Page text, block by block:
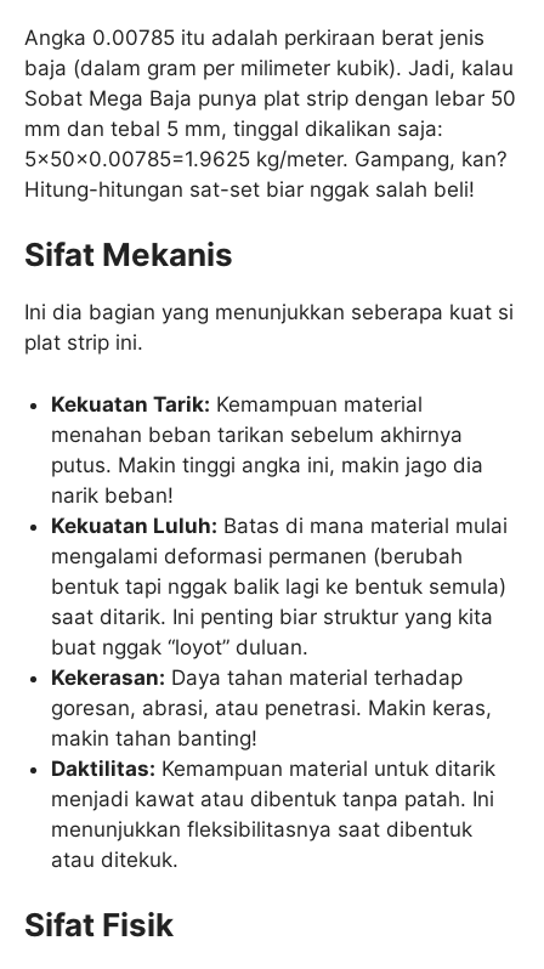
Angka 0.00785 itu adalah perkiraan berat jenis
baja (dalam gram per milimeter kubik). Jadi, kalau
Sobat Mega Baja punya plat strip dengan lebar 50
mm dan tebal 5 mm, tinggal dikalikan saja:
5×50×0.00785=1.9625 kg/meter. Gampang, kan?
Hitung-hitungan sat-set biar nggak salah beli!
Sifat Mekanis
Ini dia bagian yang menunjukkan seberapa kuat si
plat strip ini.
Kekuatan Tarik: Kemampuan material
menahan beban tarikan sebelum akhirnya
putus. Makin tinggi angka ini, makin jago dia
narik beban!
Kekuatan Luluh: Batas di mana material mulai
mengalami deformasi permanen (berubah
bentuk tapi nggak balik lagi ke bentuk semula)
saat ditarik. Ini penting biar struktur yang kita
buat nggak “loyot” duluan.
Kekerasan: Daya tahan material terhadap
goresan, abrasi, atau penetrasi. Makin keras,
makin tahan banting!
Daktilitas: Kemampuan material untuk ditarik
menjadi kawat atau dibentuk tanpa patah. Ini
menunjukkan fleksibilitasnya saat dibentuk
atau ditekuk.
Sifat Fisik